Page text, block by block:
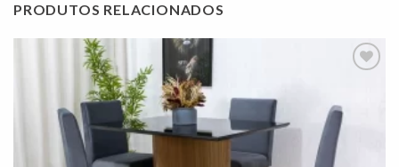
PRODUTOS RELACIONADOS
Adicionar
à lista de
desejos"